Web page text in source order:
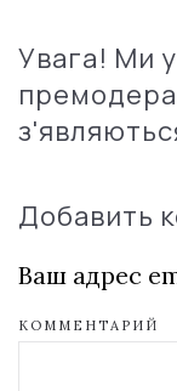
Увага! Ми
Добавить
Ваш адрес
КОММЕНТАРИЙ